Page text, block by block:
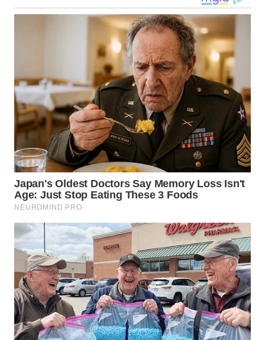
DANAU
WN
LANGKAT
TAPANULI
SELATAN
WN
TANJUNG
WN
KARO
WN
SIMALUNGUN
WN